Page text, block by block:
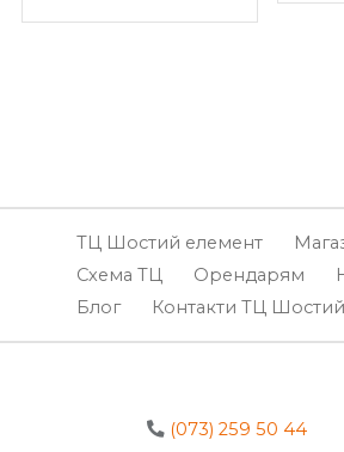
ТЦ Шостий елемент
Схема ТЦ
Орендарям
Блог
Контакти ТЦ
(073) 259 50 44